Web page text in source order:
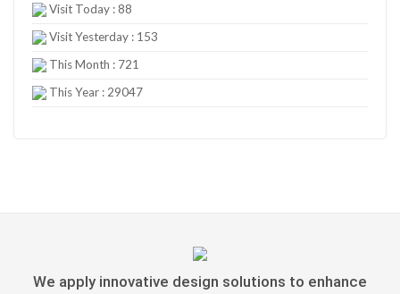
Visit Today : 88
Visit Yesterday : 153
This Month : 721
This Year : 29047
We apply innovative design solutions to enhance